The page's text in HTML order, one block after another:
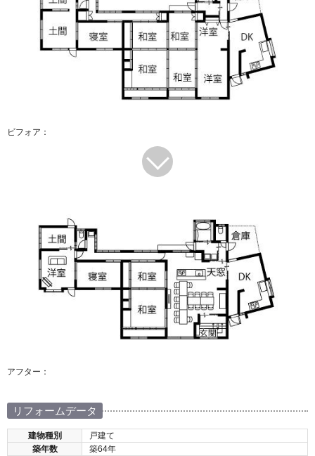
ビフォア：
アフター：
リフォームデータ
建物種別
戸建て
築年数
築64年